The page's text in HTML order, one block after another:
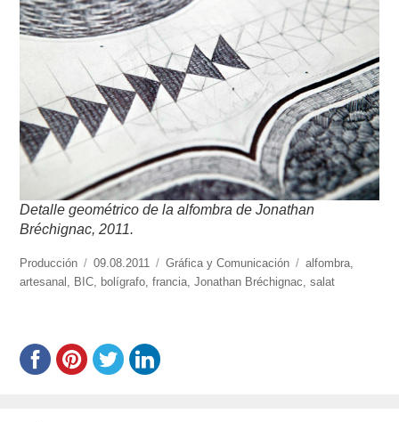
Detalle geométrico de la alfombra de Jonathan
Bréchignac, 2011.
https://www.experimenta.es/author/produccion/
Producción
Publicado
el
09.08.2011 Categorías
Gráfica y Comunicación Etiquetas
alfombra
artesanal
BIC bolígrafo ,francia ,Jonathan Bréchignac ,salat